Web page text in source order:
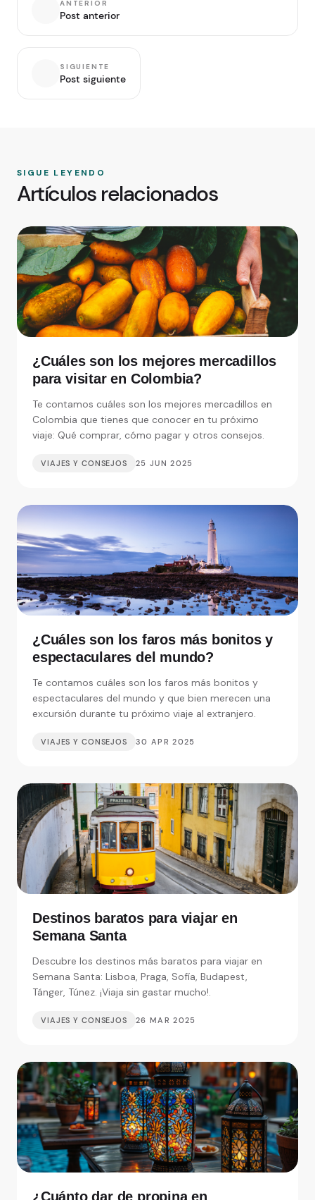
ANTERIOR
Post anterior
SIGUIENTE
Post siguiente
SIGUE LEYENDO
Artículos relacionados
¿Cuáles son los mejores mercadillos
para visitar en Colombia?
Te contamos cuáles son los mejores mercadillos en
Colombia que tienes que conocer en tu próximo
viaje: Qué comprar, cómo pagar y otros consejos.
VIAJES Y CONSEJOS 25 JUN 2025
¿Cuáles son los faros más bonitos y
espectaculares del mundo?
Te contamos cuáles son los faros más bonitos y
espectaculares del mundo y que bien merecen una
excursión durante tu próximo viaje al extranjero.
VIAJES Y CONSEJOS 30 APR 2025
Destinos baratos para viajar en
Semana Santa
Descubre los destinos más baratos para viajar en
Semana Santa: Lisboa, Praga, Sofía, Budapest,
Tánger, Túnez. ¡Viaja sin gastar mucho!.
VIAJES Y CONSEJOS 26 MAR 2025
¿Cuánto dar de propina en